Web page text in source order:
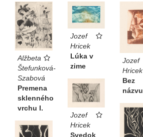
Alžbeta
Štefunková-
Szabová
Premena
sklenného
vrchu I.
Jozef
Hricek
Lúka v
zime
Jozef
Hricek
Bez
názvu
Jozef
Hricek
Svedok